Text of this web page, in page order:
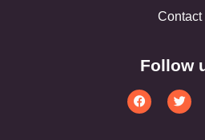
Contact
Follow